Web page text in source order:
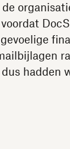
hadden